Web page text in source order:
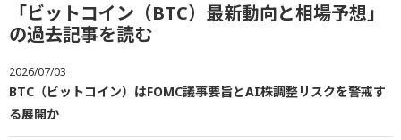
「ビットコイン（BTC）最新動向と相場予想」
の過去記事を読む
2026/07/03
BTC（ビットコイン）はFOMC議事要旨とAI株調整リスクを警戒す
る展開か